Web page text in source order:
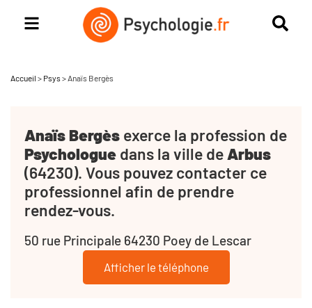
Accueil > Psys > Anaïs Bergès
Anaïs Bergès exerce la profession de
Psychologue dans la ville deArbus
(64230). Vous pouvez contacter ce
professionnel afin de prendre
rendez-vous.
50 rue Principale 64230 Poey de Lescar
Afficher le téléphone